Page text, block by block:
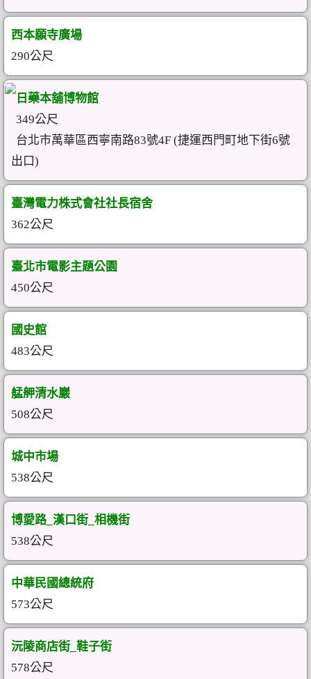
西本願寺廣場
290公尺
日藥本舖博物館
349公尺
台北市萬華區西寧南路83號4F (捷運西門町地下街6號
出口)
臺灣電力株式會社社長宿舍
362公尺
臺北市電影主題公園
450公尺
國史館
483公尺
艋舺清水巖
508公尺
城中市場
538公尺
博愛路_漢口街_相機街
538公尺
中華民國總統府
573公尺
沅陵商店街_鞋子街
578公尺